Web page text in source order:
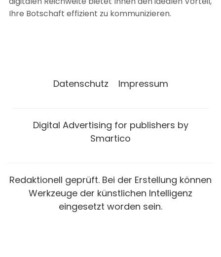
Ihre Botschaft effizient zu kommunizieren.
Datenschutz Impressum
Digital Advertising for publishers by
Smartico
Redaktionell geprüft. Bei der Erstellung können
Werkzeuge der künstlichen Intelligenz
eingesetzt worden sein.